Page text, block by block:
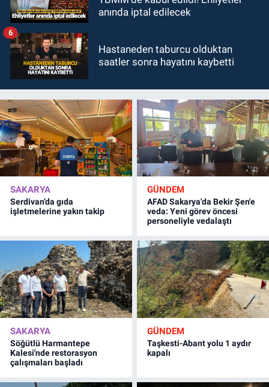
anında iptal edilecek
Hastaneden taburcu olduktan
saatler sonra hayatını kaybetti
6
SAKARYA
Serdivan’da gıda
işletmelerine yakın takip
GÜNDEM
AFAD Sakarya'da Bekir Şen'e
veda: Yeni görev öncesi
personeliyle vedalaştı
SAKARYA
Söğütlü Harmantepe
Kalesi'nde restorasyon
çalışmaları başladı
GÜNDEM
Taşkesti-Abant yolu 1 aydır
kapalı